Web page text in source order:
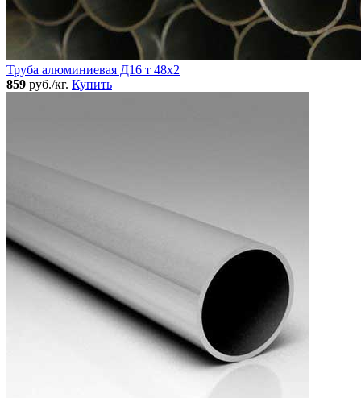
Труба алюминиевая Д16 т 48х2
859 руб./кг. Купить